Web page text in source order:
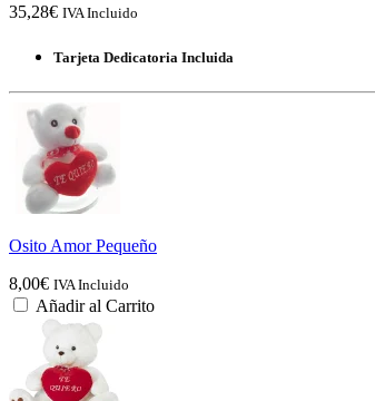
35,28€ IVA Incluido
Tarjeta Dedicatoria Incluida
Osito Amor Pequeño
8,00€ IVA Incluido
Añadir al Carrito